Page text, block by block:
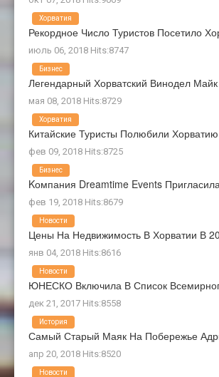
Рекордное Число Туристов Посетило
июль 06, 2018 Hits:8747
Хорватия
Легендарный Хорватский Винодел
мая 08, 2018 Hits:8729
Бизнес
Китайские Туристы Полюбили Хорватию
фев 09, 2018 Hits:8725
Хорватия
Kомпания Dreamtime Events
фев 19, 2018 Hits:8679
Бизнес
Цены На Недвижимость В Хорватии В
янв 04, 2018 Hits:8616
Новости
ЮНЕСКО Включила В Список
дек 21, 2017 Hits:8558
Новости
Самый Старый Маяк На Побережье
апр 20, 2018 Hits:8520
История
Новости